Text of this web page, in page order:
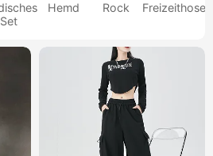
Set
Hemd Rock Freizeithose